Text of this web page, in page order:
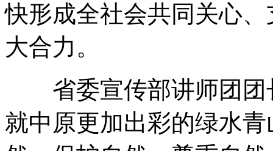
快形成全社会共同关心
大合力。
省委宣传部讲师团团
就中原更加出彩的绿水